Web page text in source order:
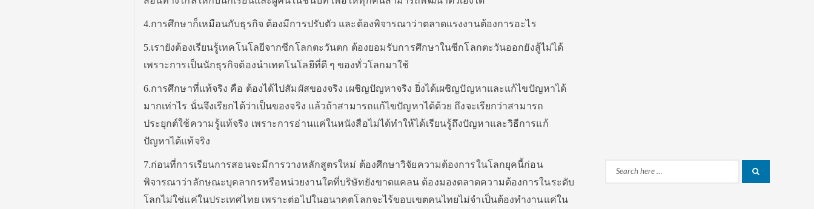
4.การศึกษาก็เหมือนกับธุรกิจ ต้องมีการปรับตัว และต้องพิจารณาว่าตลาดแรงงานต้องการอะไร
5.เรายังต้องเรียนรู้เทคโนโลยีจากซีกโลกตะวันตก ต้องยอมรับการศึกษาในซีกโลกตะวันออกยังสู้ไม่ได้
เพราะการเป็นนักธุรกิจต้องนำเทคโนโลยีที่ดี ๆ ของทั่วโลกมาใช้
6.การศึกษาที่แท้จริง คือ ต้องได้ไปสัมผัสของจริง เผชิญปัญหาจริง ยิ่งได้เผชิญปัญหาและแก้ไขปัญหาได้
มากเท่าไร นั่นจึงเรียกได้ว่าเป็นของจริง แล้วถ้าสามารถแก้ไขปัญหาได้ด้วย ถึงจะเรียกว่าสามารถ
ประยุกต์ใช้ความรู้แท้จริง เพราะการอ่านแค่ในหนังสือไม่ได้ทำให้ได้เรียนรู้ถึงปัญหาและวิธีการแก้
ปัญหาได้แท้จริง
7.ก่อนที่การเรียนการสอนจะมีการวางหลักสูตรใหม่ ต้องศึกษาวิจัยความต้องการในโลกยุคนี้ก่อน
พิจารณาว่าลักษณะบุคลากรหรือหน่วยงานใดที่บริษัทยังขาดแคลน ต้องมองตลาดความต้องการในระดับ
โลกไม่ใช่แค่ในประเทศไทย เพราะต่อไปในอนาคตโลกจะไร้ขอบเขตคนไทยไม่จำเป็นต้องทำงานแค่ใน
Search